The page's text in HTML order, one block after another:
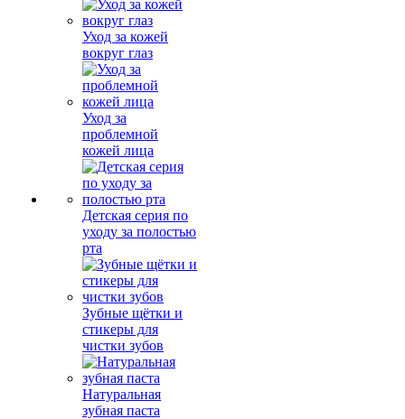
Уход за кожей
вокруг глаз
Уход за
проблемной
кожей лица
Детская серия по
уходу за полостью
рта
Зубные щётки и
стикеры для
чистки зубов
Натуральная
зубная паста